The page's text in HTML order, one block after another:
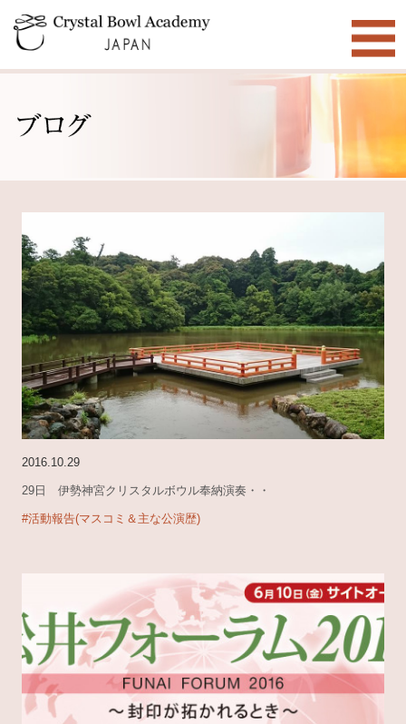
2016.10.29
29日 伊勢神宮クリスタルボウル奉納演奏・・
#活動報告(マスコミ＆主な公演歴)